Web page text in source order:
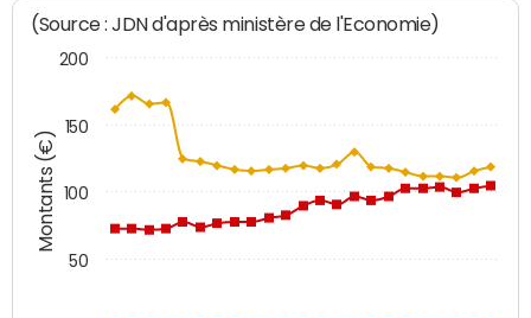
Montants (€)
(Source : JDN d'après ministère de l'Economie)
50
100
150
200